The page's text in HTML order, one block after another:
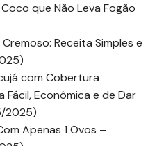
que Não Leva Fogão
Receita Simples e
com Cobertura
Fácil, Econômica e de Dar
2025)
Apenas 1 Ovos –